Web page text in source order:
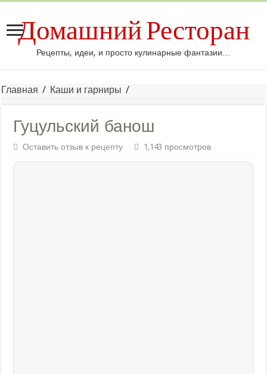
Домашний Ресторан
Рецепты, идеи, и просто кулинарные фантазии…
Главная / Каши и гарниры /
Гуцульский банош
Оставить отзыв к рецепту 1,143 просмотров